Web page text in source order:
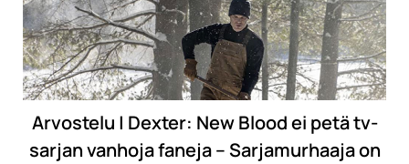
Arvostelu | Dexter: New Blood ei petä tv-
sarjan vanhoja faneja – Sarjamurhaaja on